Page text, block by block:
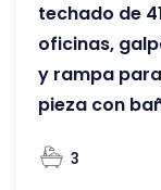
techado de
oficinas,
y rampa
pieza con
3